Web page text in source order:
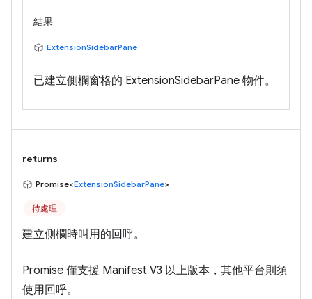
結果
ExtensionSidebarPane
已建立側欄窗格的 ExtensionSidebarPane 物件。
returns
Promise<ExtensionSidebarPane>
待處理
建立側欄時叫用的回呼。
Promise 僅支援 Manifest V3 以上版本，其他平台則須
使用回呼。